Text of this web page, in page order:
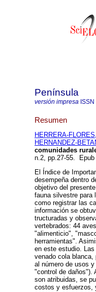
Península
versión impresa ISSN
Resumen
HERRERA-
HERNANDEZ-
comunidades
n.2, pp.27-55. Epub
El Índice de
desempeña dentro
objetivo del
fauna silvestre para
como registrar las
información se
tructuradas y
vertebrados: 44
"alimenticio",
herramientas".
en este estudio.
venado cola
al número de usos
"control de daños").
son atribuidas, se
costos y esfuerzos,